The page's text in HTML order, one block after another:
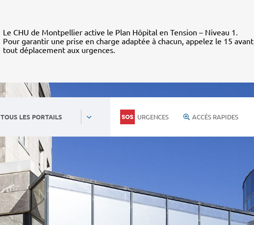
Le CHU de Montpellier active le Plan Hôpital en Tension – Niveau 1.
Pour garantir une prise en charge adaptée à chacun, appelez le 15 avant
tout déplacement aux urgences.
TOUS LES PORTAILS URGENCES ACCÈS RAPIDES